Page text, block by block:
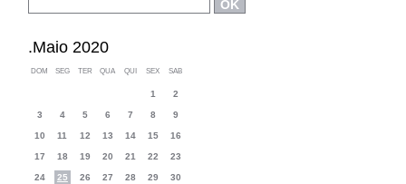
.Maio 2020
DOM SEG TER QUA QUI SEX SAB
1 2
3 4 5 6 7 8 9
10 11 12 13 14 15 16
17 18 19 20 21 22 23
24 25 26 27 28 29 30